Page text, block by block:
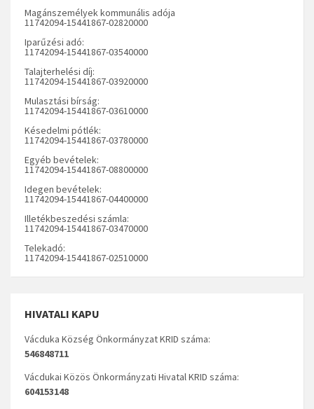
Magánszemélyek kommunális adója
11742094-15441867-02820000
Iparűzési adó:
11742094-15441867-03540000
Talajterhelési díj:
11742094-15441867-03920000
Mulasztási bírság:
11742094-15441867-03610000
Késedelmi pótlék:
11742094-15441867-03780000
Egyéb bevételek:
11742094-15441867-08800000
Idegen bevételek:
11742094-15441867-04400000
Illetékbeszedési számla:
11742094-15441867-03470000
Telekadó:
11742094-15441867-02510000
HIVATALI KAPU
Vácduka Község Önkormányzat KRID száma:
546848711
Vácdukai Közös Önkormányzati Hivatal KRID száma:
604153148